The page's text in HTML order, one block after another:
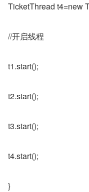
TicketThread t4=new
//开启线程
t1.start();
t2.start();
t3.start();
t4.start();
}